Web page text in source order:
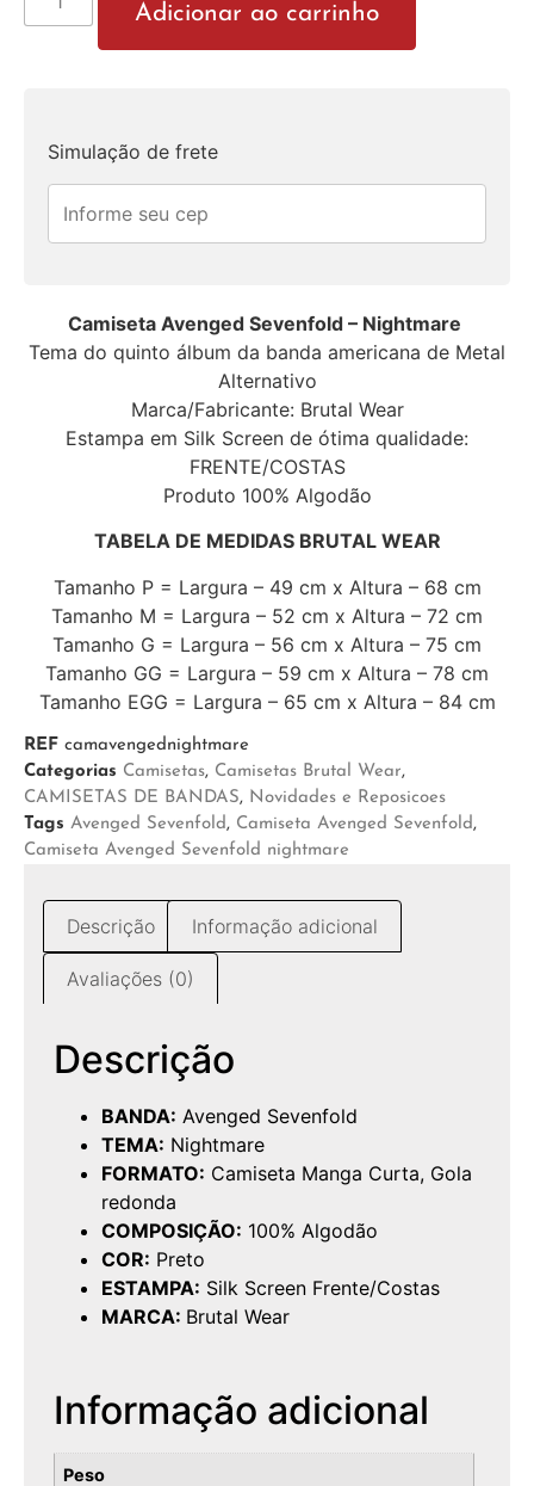
Adicionar ao carrinho
Simulação de frete
Camiseta Avenged Sevenfold – Nightmare
Tema do quinto álbum da banda americana de Metal
Alternativo
Marca/Fabricante: Brutal Wear
Estampa em Silk Screen de ótima qualidade:
FRENTE/COSTAS
Produto 100% Algodão
TABELA DE MEDIDAS BRUTAL WEAR
Tamanho P = Largura – 49 cm x Altura – 68 cm
Tamanho M = Largura – 52 cm x Altura – 72 cm
Tamanho G = Largura – 56 cm x Altura – 75 cm
Tamanho GG = Largura – 59 cm x Altura – 78 cm
Tamanho EGG = Largura – 65 cm x Altura – 84 cm
REF camavengednightmare
Categorias Camisetas, Camisetas Brutal Wear,
CAMISETAS DE BANDAS, Novidades e Reposicoes
Tags Avenged Sevenfold, Camiseta Avenged Sevenfold,
Camiseta Avenged Sevenfold nightmare
Descrição Informação adicional
Avaliações (0)
Descrição
BANDA: Avenged Sevenfold
TEMA: Nightmare
FORMATO: Camiseta Manga Curta, Gola
redonda
COMPOSIÇÃO: 100% Algodão
COR: Preto
ESTAMPA: Silk Screen Frente/Costas
MARCA: Brutal Wear
Informação adicional
Peso